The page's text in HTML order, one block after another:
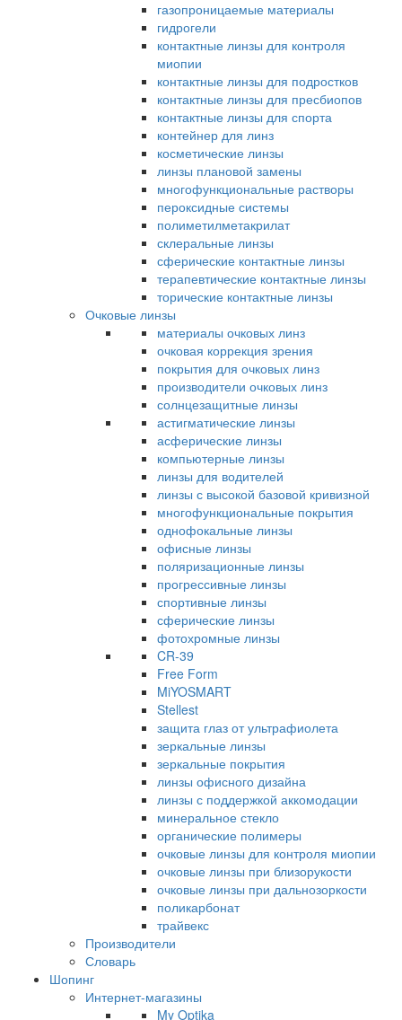
газопроницаемые материалы
гидрогели
контактные линзы для контроля
миопии
контактные линзы для подростков
контактные линзы для пресбиопов
контактные линзы для спорта
контейнер для линз
косметические линзы
линзы плановой замены
многофункциональные растворы
пероксидные системы
полиметилметакрилат
склеральные линзы
сферические контактные линзы
терапевтические контактные линзы
торические контактные линзы
Очковые линзы
материалы очковых линз
очковая коррекция зрения
покрытия для очковых линз
производители очковых линз
солнцезащитные линзы
астигматические линзы
асферические линзы
компьютерные линзы
линзы для водителей
линзы с высокой базовой кривизной
многофункциональные покрытия
однофокальные линзы
офисные линзы
поляризационные линзы
прогрессивные линзы
спортивные линзы
сферические линзы
фотохромные линзы
CR-39
Free Form
MiYOSMART
Stellest
защита глаз от ультрафиолета
зеркальные линзы
зеркальные покрытия
линзы офисного дизайна
линзы с поддержкой аккомодации
минеральное стекло
органические полимеры
очковые линзы для контроля миопии
очковые линзы при близорукости
очковые линзы при дальнозоркости
поликарбонат
трайвекс
Производители
Словарь
Шопинг
Интернет-магазины
My Optika